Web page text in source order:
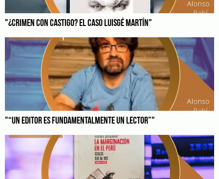
"¿CRIMEN CON CASTIGO? EL CASO LUISGÉ MARTÍN"
"“UN EDITOR ES FUNDAMENTALMENTE UN LECTOR”"